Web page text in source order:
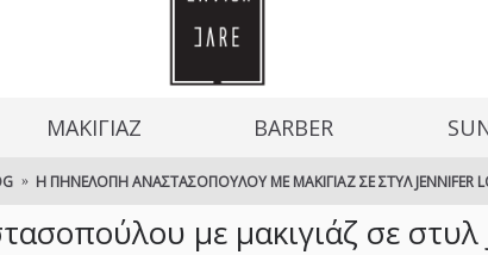
ΜΑΚΙΓΙΑΖ BARBER
Η ΠΗΝΕΛΌΠΗ ΑΝΑΣΤΑΣΟΠΟΎΛΟΥ ΜΕ ΜΑΚΙΓΙΆΖ ΣΕ ΣΤΥΛ JENNIFER
με μακιγιάζ σε